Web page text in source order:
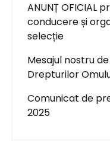
ANUNȚ OFICIAL
conducere și
selecție
Mesajul nostru
Drepturilor
Comunicat de
2025